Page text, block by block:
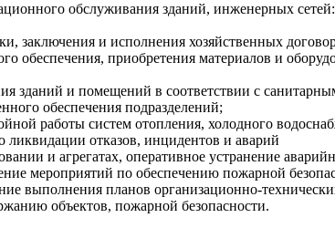
обслуживания зданий, инженерных
заключения и исполнения хозяйственных
обеспечения, приобретения материалов и
зданий и помещений в соответствии с
обеспечения подразделений;
работы систем отопления, холодного
ликвидации отказов, инцидентов и аварий
и агрегатах, оперативное устранение
мероприятий по обеспечению пожарной
выполнения планов организационно-
объектов, пожарной безопасности.